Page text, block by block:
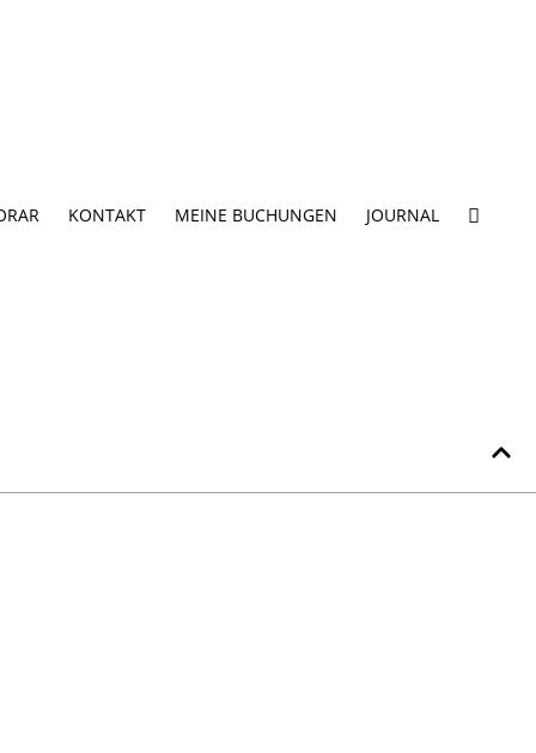
KONTAKT MEINE BUCHUNGEN JOURNAL